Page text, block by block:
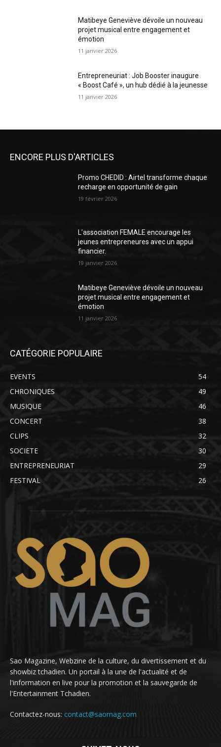
Matibeye Geneviève dévoile un nouveau
projet musical entre engagement et
émotion
11 janvier 2026
Entrepreneuriat : Job Booster inaugure
« Boost Café », un hub dédié à la jeunesse
11 janvier 2026
ENCORE PLUS D'ARTICLES
Promo CHEDID : Airtel transforme chaque
recharge en opportunité de gain
19 février 2026
L’association FEMALE encourage les
jeunes entrepreneures avec un appui
financier.
19 janvier 2026
Matibeye Geneviève dévoile un nouveau
projet musical entre engagement et
émotion
11 janvier 2026
CATÉGORIE POPULAIRE
EVENTS
54
CHRONIQUES
49
MUSIQUE
46
CONCERT
38
CLIPS
32
SOCIETE
30
ENTREPRENEURIAT
29
FESTIVAL
26
Sao Magazine, Webzine de la culture, du divertissement et du
showbiz tchadien. Un portail à la une de l'actualité et de
l'information en live pour la promotion et la sauvegarde de
l'Entertainment Tchadien.
Contactez-nous: contact@saomag.com